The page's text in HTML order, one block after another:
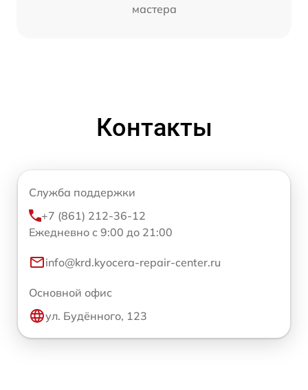
мастера
Контакты
Служба поддержки
+7 (861) 212-36-12
Ежедневно с 9:00 до 21:00
info@krd.kyocera-repair-center.ru
Основной офис
ул. Будённого, 123